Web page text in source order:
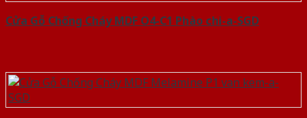
Cửa Gỗ Chống Cháy MDF O4-C1 Phào chi-a-SGD